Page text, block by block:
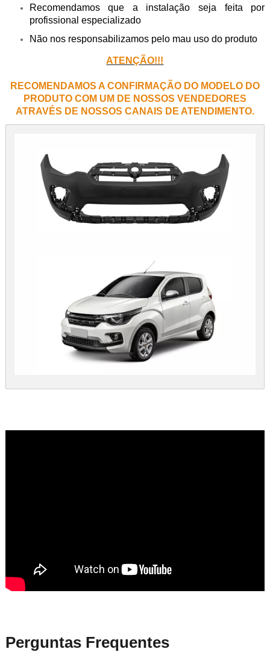
Recomendamos que a instalação seja feita por
profissional especializado
Não nos responsabilizamos pelo mau uso do produto
ATENÇÃO!!!
RECOMENDAMOS A CONFIRMAÇÃO DO MODELO DO
PRODUTO COM UM DE NOSSOS VENDEDORES
ATRAVÉS DE NOSSOS CANAIS DE ATENDIMENTO.
Perguntas Frequentes